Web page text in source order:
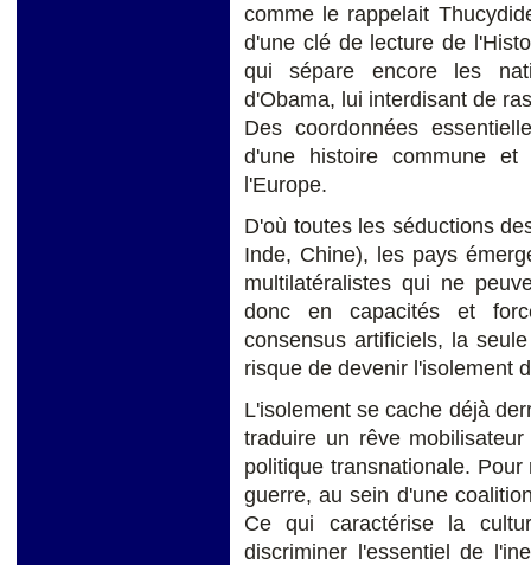
comme le rappelait
d'une clé de lecture de
qui sépare encore les
d'Obama, lui interdisant de
Des coordonnées
d'une histoire commune
l'Europe.
D'où toutes les séductions
Inde, Chine), les pays
multilatéralistes qui ne
donc en capacités et
consensus artificiels, la
risque de devenir l'isolement
L'isolement se cache déjà
traduire un rêve
politique transnationale.
guerre, au sein d'une
Ce qui caractérise la
discriminer l'essentiel de